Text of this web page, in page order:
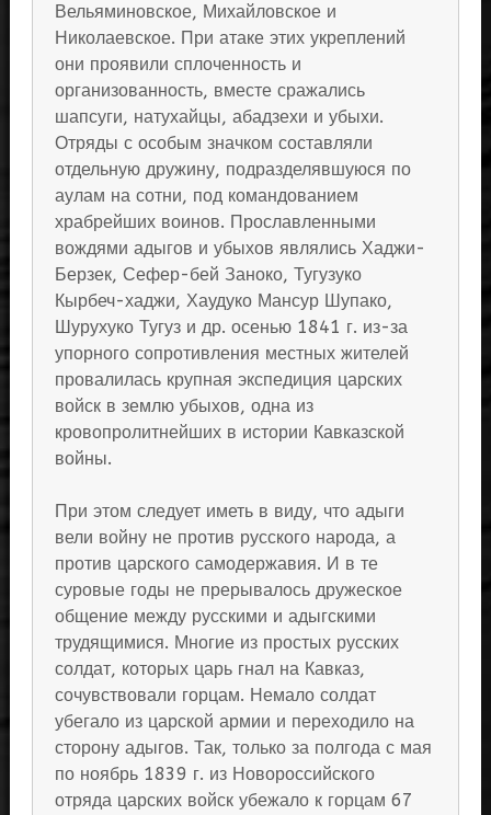
Вельяминовское, Михайловское и
Николаевское. При атаке этих укреплений
они проявили сплоченность и
организованность, вместе сражались
шапсуги, натухайцы, абадзехи и убыхи.
Отряды с особым значком составляли
отдельную дружину, подразделявшуюся по
аулам на сотни, под командованием
храбрейших воинов. Прославленными
вождями адыгов и убыхов являлись Хаджи-
Берзек, Сефер-бей Заноко, Тугузуко
Кырбеч-хаджи, Хаудуко Мансур Шупако,
Шурухуко Тугуз и др. осенью 1841 г. из-за
упорного сопротивления местных жителей
провалилась крупная экспедиция царских
войск в землю убыхов, одна из
кровопролитнейших в истории Кавказской
войны.
При этом следует иметь в виду, что адыги
вели войну не против русского народа, а
против царского самодержавия. И в те
суровые годы не прерывалось дружеское
общение между русскими и адыгскими
трудящимися. Многие из простых русских
солдат, которых царь гнал на Кавказ,
сочувствовали горцам. Немало солдат
убегало из царской армии и переходило на
сторону адыгов. Так, только за полгода с мая
по ноябрь 1839 г. из Новороссийского
отряда царских войск убежало к горцам 67